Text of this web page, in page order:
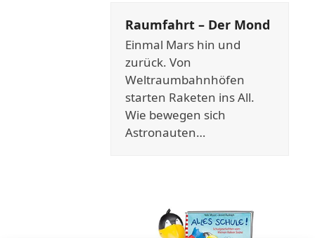
Raumfahrt – Der Mond
Einmal Mars hin und
zurück. Von
Weltraumbahnhöfen
starten Raketen ins All.
Wie bewegen sich
Astronauten…